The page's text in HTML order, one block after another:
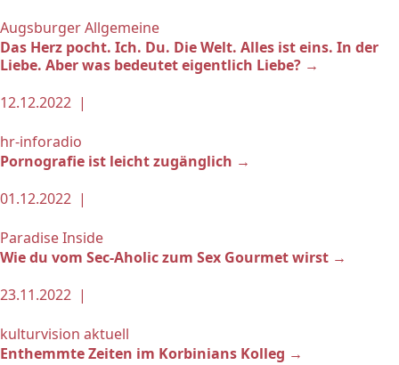
Augsburger Allgemeine
Das Herz pocht. Ich. Du. Die Welt. Alles ist eins. In der
Liebe. Aber was bedeutet eigentlich Liebe? →
12.12.2022 |
hr-inforadio
Pornografie ist leicht zugänglich →
01.12.2022 |
Paradise Inside
Wie du vom Sec-Aholic zum Sex Gourmet wirst →
23.11.2022 |
kulturvision aktuell
Enthemmte Zeiten im Korbinians Kolleg →